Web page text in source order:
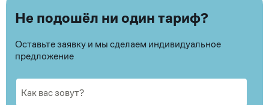
Не подошёл ни один тариф?
Оставьте заявку и мы сделаем индивидуальное
предложение